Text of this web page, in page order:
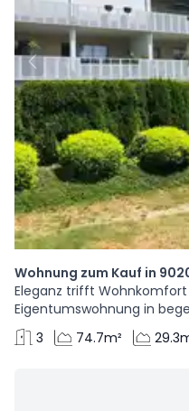
Wohnung zum Kauf in
Eleganz trifft
Eigentumswohnung in
3
74.7m²